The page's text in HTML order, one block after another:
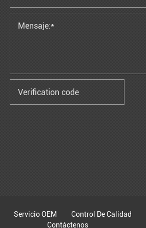
Servicio OEM Control De Calidad
Contáctenos